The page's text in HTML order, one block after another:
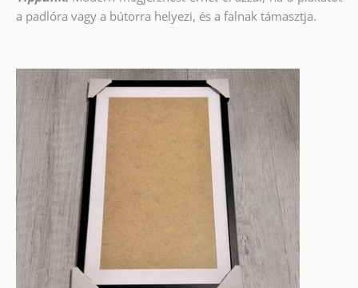
a padlóra vagy a bútorra helyezi, és a falnak támasztja.